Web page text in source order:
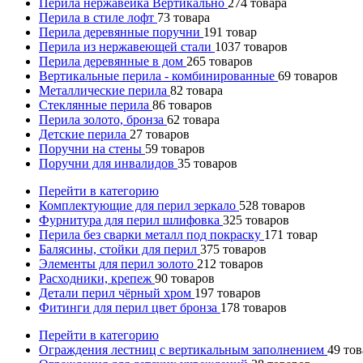
Перила нержавейка Вертикально 274 товара
Перила в стиле лофт 73 товара
Перила деревянные поручни 191 товар
Перила из нержавеющей стали 1037 товаров
Перила деревянные в дом 265 товаров
Вертикальные перила - комбинированные 69 товаров
Металлические перила 82 товара
Стеклянные перила 86 товаров
Перила золото, бронза 62 товара
Детские перила 27 товаров
Поручни на стены 59 товаров
Поручни для инвалидов 35 товаров
Перейти в категорию
Комплектующие для перил зеркало 528 товаров
Фурнитура для перил шлифовка 325 товаров
Перила без сварки металл под покраску 171 товар
Балясины, стойки для перил 375 товаров
Элементы для перил золото 212 товаров
Расходники, крепеж 90 товаров
Детали перил чёрный хром 197 товаров
Фитинги для перил цвет бронза 178 товаров
Перейти в категорию
Ограждения лестниц с вертикальным заполнением 49